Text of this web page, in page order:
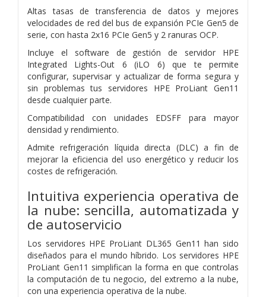
Altas tasas de transferencia de datos y mejores
velocidades de red del bus de expansión PCIe Gen5 de
serie, con hasta 2x16 PCIe Gen5 y 2 ranuras OCP.
Incluye el software de gestión de servidor HPE
Integrated Lights-Out 6 (iLO 6) que te permite
configurar, supervisar y actualizar de forma segura y
sin problemas tus servidores HPE ProLiant Gen11
desde cualquier parte.
Compatibilidad con unidades EDSFF para mayor
densidad y rendimiento.
Admite refrigeración líquida directa (DLC) a fin de
mejorar la eficiencia del uso energético y reducir los
costes de refrigeración.
Intuitiva experiencia operativa de
la nube: sencilla, automatizada y
de autoservicio
Los servidores HPE ProLiant DL365 Gen11 han sido
diseñados para el mundo híbrido. Los servidores HPE
ProLiant Gen11 simplifican la forma en que controlas
la computación de tu negocio, del extremo a la nube,
con una experiencia operativa de la nube.